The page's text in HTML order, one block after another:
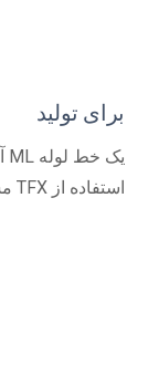
برای تولید
استفاده از TFX مستقر کنید.